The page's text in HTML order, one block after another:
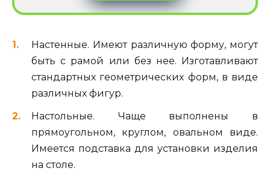
Настенные. Имеют различную форму, могут
быть с рамой или без нее. Изготавливают
стандартных геометрических форм, в виде
различных фигур.
Настольные. Чаще выполнены в
прямоугольном, круглом, овальном виде.
Имеется подставка для установки изделия
на столе.